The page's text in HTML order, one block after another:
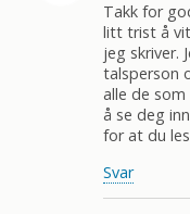
Takk for
litt trist å
jeg skriver.
talsperson
alle de
å se deg
for at du
Svar